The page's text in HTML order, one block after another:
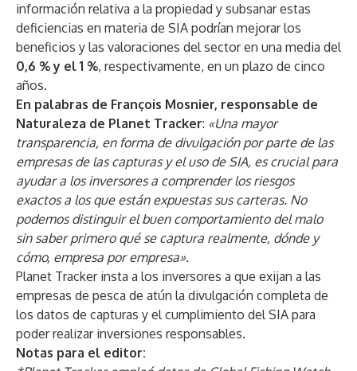
información relativa a la propiedad y subsanar estas
deficiencias en materia de SIA podrían mejorar los
beneficios y las valoraciones del sector en una media del
0,6 % y el 1 %, respectivamente, en un plazo de cinco
años.
En palabras de François Mosnier, responsable de
Naturaleza de Planet Tracker: «Una mayor
transparencia, en forma de divulgación por parte de las
empresas de las capturas y el uso de SIA, es crucial para
ayudar a los inversores a comprender los riesgos
exactos a los que están expuestas sus carteras. No
podemos distinguir el buen comportamiento del malo
sin saber primero qué se captura realmente, dónde y
cómo, empresa por empresa».
Planet Tracker insta a los inversores a que exijan a las
empresas de pesca de atún la divulgación completa de
los datos de capturas y el cumplimiento del SIA para
poder realizar inversiones responsables.
Notas para el editor: